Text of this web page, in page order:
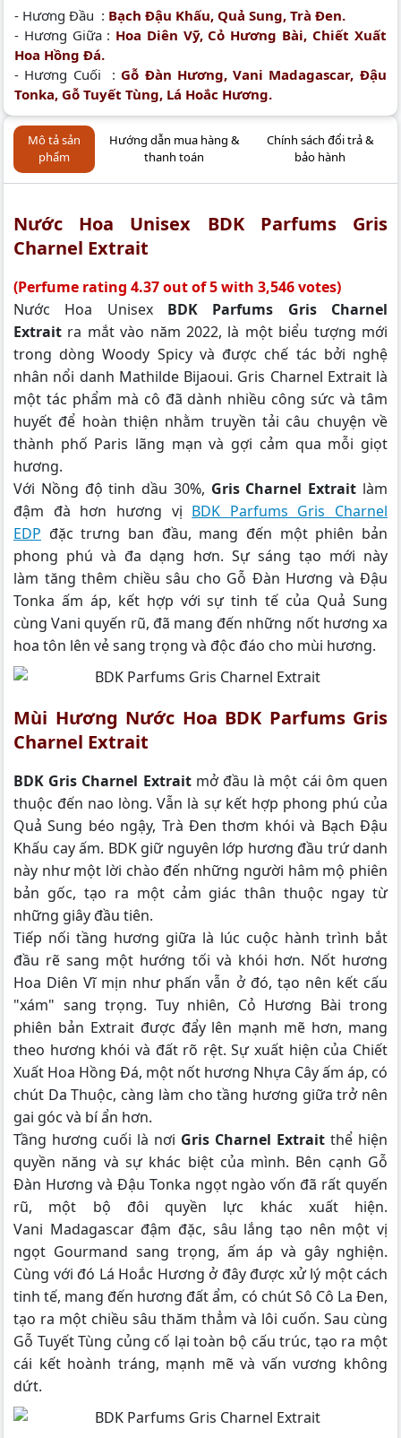
Mô tả sản
phẩm
Hướng dẫn mua hàng &
thanh toán
Chính sách đổi trả &
bảo hành
Nước Hoa Unisex BDK Parfums Gris
Charnel Extrait
(Perfume rating 4.37 out of 5 with 3,546 votes)
Nước Hoa Unisex BDK Parfums Gris Charnel
Extrait ra mắt vào năm 2022, là một biểu tượng mới
trong dòng Woody Spicy và được chế tác bởi nghệ
nhân nổi danh Mathilde Bijaoui. Gris Charnel Extrait là
một tác phẩm mà cô đã dành nhiều công sức và tâm
huyết để hoàn thiện nhằm truyền tải câu chuyện về
thành phố Paris lãng mạn và gợi cảm qua mỗi giọt
hương.
Với Nồng độ tinh dầu 30%, Gris Charnel Extrait làm
đậm đà hơn hương vị BDK Parfums Gris Charnel
EDP đặc trưng ban đầu, mang đến một phiên bản
phong phú và đa dạng hơn. Sự sáng tạo mới này
làm tăng thêm chiều sâu cho Gỗ Đàn Hương và Đậu
Tonka ấm áp, kết hợp với sự tinh tế của Quả Sung
cùng Vani quyến rũ, đã mang đến những nốt hương xa
hoa tôn lên vẻ sang trọng và độc đáo cho mùi hương.
Mùi Hương Nước Hoa BDK Parfums Gris
Charnel Extrait
BDK Gris Charnel Extraitmở đầu là một cái ôm quen
thuộc đến nao lòng. Vẫn là sự kết hợp phong phú của
Quả Sung béo ngậy, Trà Đen thơm khói và Bạch Đậu
Khấu cay ấm. BDK giữ nguyên lớp hương đầu trứ danh
này như một lời chào đến những người hâm mộ phiên
bản gốc, tạo ra một cảm giác thân thuộc ngay từ
những giây đầu tiên.
Tiếp nối tầng hương giữa là lúc cuộc hành trình bắt
đầu rẽ sang một hướng tối và khói hơn. Nốt hương
Hoa Diên Vĩ mịn như phấn vẫn ở đó, tạo nên kết cấu
"xám" sang trọng. Tuy nhiên, Cỏ Hương Bài trong
phiên bản Extrait được đẩy lên mạnh mẽ hơn, mang
theo hương khói và đất rõ rệt. Sự xuất hiện của Chiết
Xuất Hoa Hồng Đá, một nốt hương Nhựa Cây ấm áp, có
chút Da Thuộc, càng làm cho tầng hương giữa trở nên
gai góc và bí ẩn hơn.
Tầng hương cuối là nơi Gris Charnel Extrait thể hiện
quyền năng và sự khác biệt của mình. Bên cạnh Gỗ
Đàn Hương và Đậu Tonka ngọt ngào vốn đã rất quyến
rũ, một bộ đôi quyền lực khác xuất hiện.
Vani Madagascar đậm đặc, sâu lắng tạo nên một vị
ngọt Gourmand sang trọng, ấm áp và gây nghiện.
Cùng với đó Lá Hoắc Hương ở đây được xử lý một cách
tinh tế, mang đến hương đất ẩm, có chút Sô Cô La Đen,
tạo ra một chiều sâu thăm thẳm và lôi cuốn. Sau cùng
Gỗ Tuyết Tùng củng cố lại toàn bộ cấu trúc, tạo ra một
cái kết hoành tráng, mạnh mẽ và vấn vương không
dứt.
- Hương Đầu : Bạch Đậu Khấu, Quả Sung, Trà Đen.
- Hương Giữa : Hoa Diên Vỹ, Cỏ Hương Bài, Chiết Xuất
Hoa Hồng Đá.
- Hương Cuối : Gỗ Đàn Hương, Vani Madagascar, Đậu
Tonka, Gỗ Tuyết Tùng, Lá Hoắc Hương.